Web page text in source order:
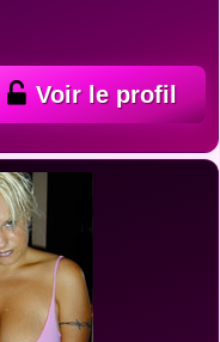
Voir le profil